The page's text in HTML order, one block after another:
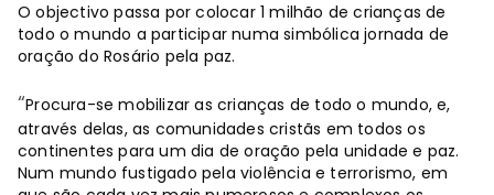
O objectivo passa por colocar 1 milhão de crianças de
todo o mundo a participar numa simbólica jornada de
oração do Rosário pela paz.
“Procura-se mobilizar as crianças de todo o mundo, e,
através delas, as comunidades cristãs em todos os
continentes para um dia de oração pela unidade e paz.
Num mundo fustigado pela violência e terrorismo, em